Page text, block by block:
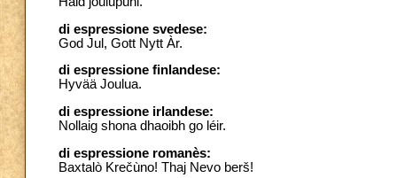
di espressione svedese:
God Jul, Gott Nytt Àr.
di espressione finlandese:
Hyvää Joulua.
di espressione irlandese:
Nollaig shona dhaoibh go léir.
di espressione romanès:
Baxtalò Krečùno! Thaj Nevo berš!